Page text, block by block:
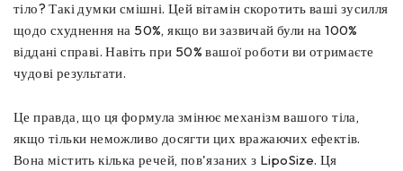
тіло? Такі думки смішні. Цей вітамін скоротить ваші зусилля
щодо схуднення на 50%, якщо ви зазвичай були на 100%
віддані справі. Навіть при 50% вашої роботи ви отримаєте
чудові результати.
Це правда, що ця формула змінює механізм вашого тіла,
якщо тільки неможливо досягти цих вражаючих ефектів.
Вона містить кілька речей, пов'язаних з LipoSize. Ця